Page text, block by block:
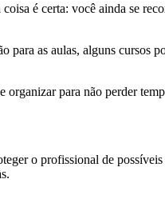
é certa: você ainda se
as aulas, alguns cursos
para não perder
o profissional de